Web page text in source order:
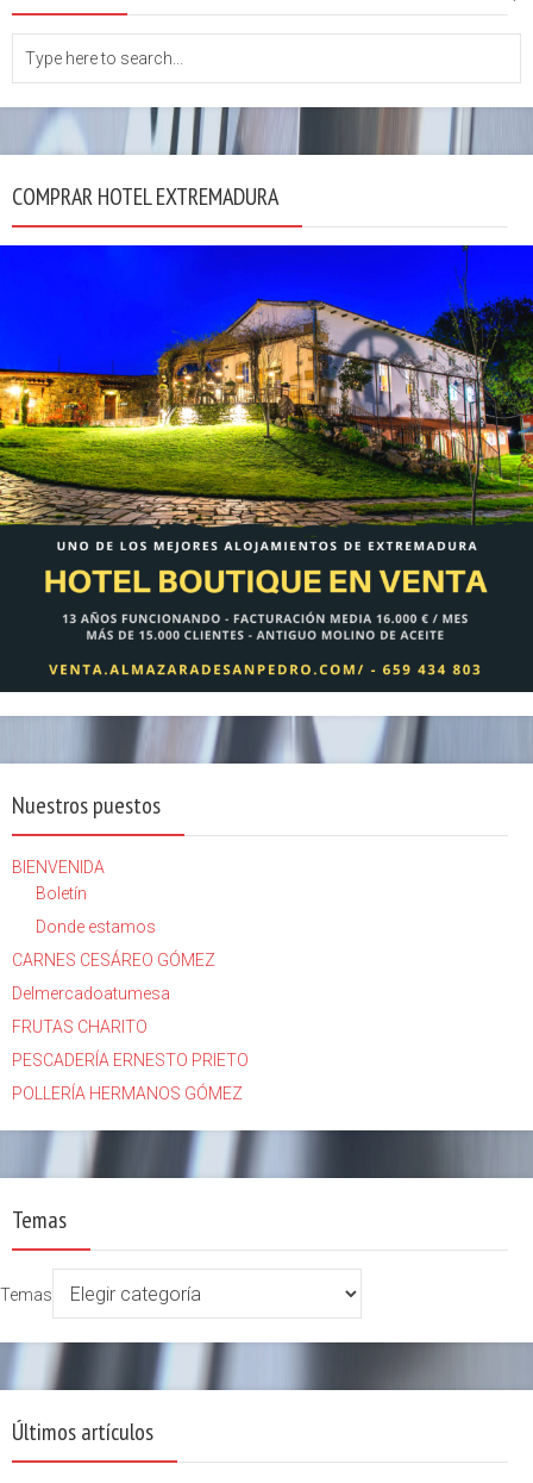
COMPRAR HOTEL EXTREMADURA
Nuestros puestos
BIENVENIDA
Boletín
Donde estamos
CARNES CESÁREO GÓMEZ
Delmercadoatumesa
FRUTAS CHARITO
PESCADERÍA ERNESTO PRIETO
POLLERÍA HERMANOS GÓMEZ
Temas
Temas
Últimos artículos